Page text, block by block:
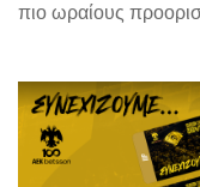
πιο ωραίους